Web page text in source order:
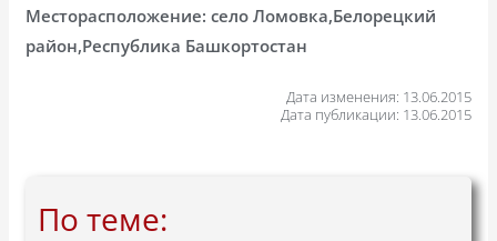
Месторасположение: село Ломовка,Белорецкий
район,Республика Башкортостан
Дата изменения: 13.06.2015
Дата публикации: 13.06.2015
По теме: